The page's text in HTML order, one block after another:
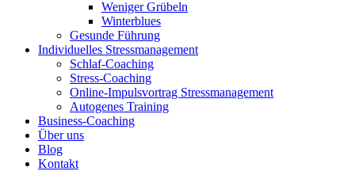
Weniger Grübeln
Winterblues
Gesunde Führung
Individuelles Stressmanagement
Schlaf-Coaching
Stress-Coaching
Online-Impulsvortrag Stressmanagement
Autogenes Training
Business-Coaching
Über uns
Blog
Kontakt